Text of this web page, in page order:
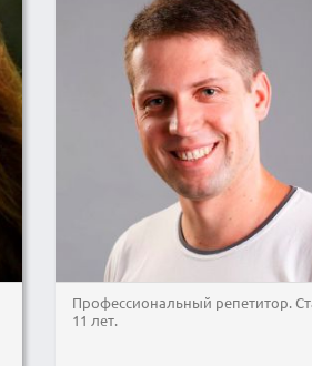
Профессиональный репетитор.
11 лет.